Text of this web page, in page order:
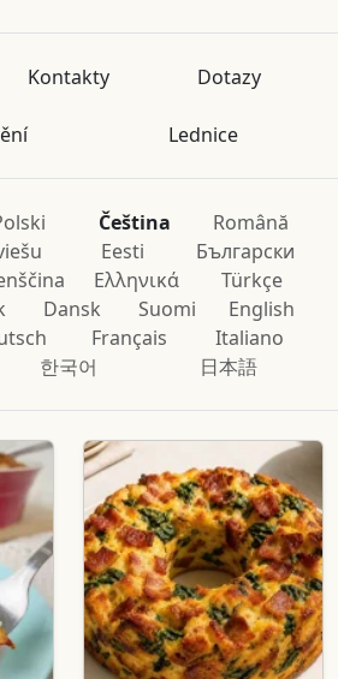
Kontakty Dotazy
Lednice
Čeština
Română
Eesti
Български
Ελληνικά
Türkçe
Dansk Suomi
English
Français
Italiano
한국어 日本語